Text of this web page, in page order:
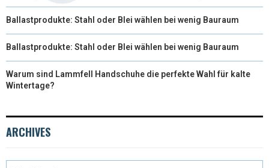
Ballastprodukte: Stahl oder Blei wählen bei wenig Bauraum
Ballastprodukte: Stahl oder Blei wählen bei wenig Bauraum
Warum sind Lammfell Handschuhe die perfekte Wahl für kalte
Wintertage?
ARCHIVES